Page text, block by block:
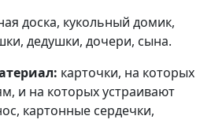
доска, кукольный домик,
дедушки, дочери, сына.
карточки, на которых
и на которых устраивают
картонные сердечки,